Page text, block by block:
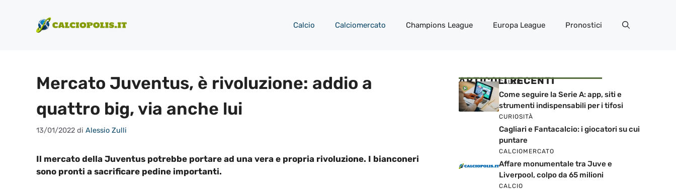
contenuto
Calcio Calciomercato Champions League Europa League Pronostici
Mercato Juventus, è rivoluzione: addio a
quattro big, via anche lui
13/01/2022 di Alessio Zulli
Il mercato della Juventus potrebbe portare ad una vera e propria rivoluzione. I bianconeri
sono pronti a sacrificare pedine importanti.
ARTICOLI RECENTI
CALCIO
Come seguire la Serie A: app, siti e
strumenti indispensabili per i tifosi
CURIOSITÀ
Cagliari e Fantacalcio: i giocatori su cui
puntare
CALCIOMERCATO
Affare monumentale tra Juve e
Liverpool, colpo da 65 milioni
CALCIO